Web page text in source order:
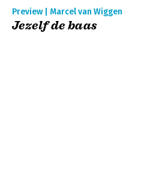
Preview | Marcel van Wiggen
Jezelf de baas